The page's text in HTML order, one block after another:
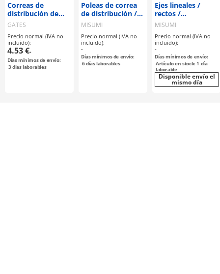
Correas de
distribución de
alto rendimiento /
Powergrip /
HTD#M / CR
(neopreno) / fibra
de vidrio / GATES /
“ISO 9563
GATES
Precio normal (IVA no
incluido):
4.53 €-
Días mínimos de envío:
3días laborables
Poleas de correa
de distribución /
AT5, AT10 / polea
con brida
deseleccionable /
configurable /
aluminio
MISUMI
Precio normal (IVA no
incluido):
-
Días mínimos de envío:
6días laborables
Ejes lineales /
rectos /
mecanizado
seleccionable
MISUMI
Precio normal (IVA no
incluido):
-
Días mínimos de envío:
Artículo en stock: 1 día
laborable
Disponible envío el
mismo día